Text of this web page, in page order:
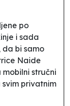
po
i sada
da bi samo
Naide
stručni
privatnim